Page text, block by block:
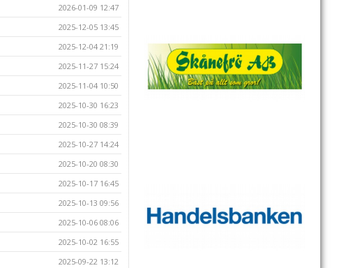
2026-01-09 12:47
2025-12-05 13:45
2025-12-04 21:19
2025-11-27 15:24
2025-11-04 10:50
2025-10-30 16:23
2025-10-30 08:39
2025-10-27 14:24
2025-10-20 08:30
2025-10-17 16:45
2025-10-13 09:56
2025-10-06 08:06
2025-10-02 16:55
2025-09-22 13:12